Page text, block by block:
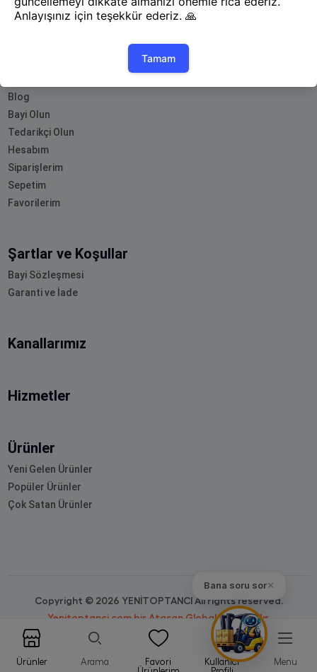
Bana soru sor✕
Ürünler Arama
Favori
Kullanıcı
Menu
Yete Cargo
Yol Haritamız
Blog
Bayi Olun
Tedarikçi Olun
Hesabım
Siparişlerim
Sepetim
Favorilerim
Şartlar ve Koşullar
Bayi Sözleşmesi
Garanti ve İade
Kanallarımız
Hizmetler
Ürünler
Yeni Gelen Ürünler
Popüler Ürünler
Çok Satan Ürünler
Copyright © 2026 YENİTOPTANCI All rights reserved.
Yenitoptanci.com bir Atasan Global markasıdır.